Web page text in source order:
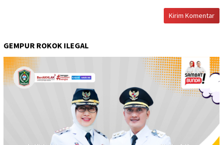
GEMPUR ROKOK ILEGAL